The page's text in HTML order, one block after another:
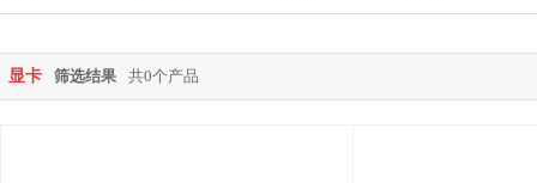
显卡 筛选结果 共0个产品